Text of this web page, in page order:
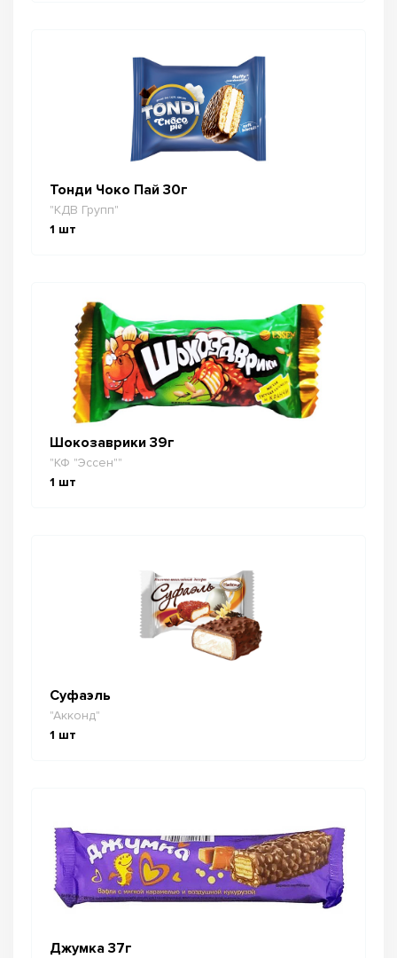
Тонди Чоко Пай 30г
"КДВ Групп"
1 шт
Шокозаврики 39г
"КФ "Эссен""
1 шт
Суфаэль
"Акконд"
1 шт
Джумка 37г